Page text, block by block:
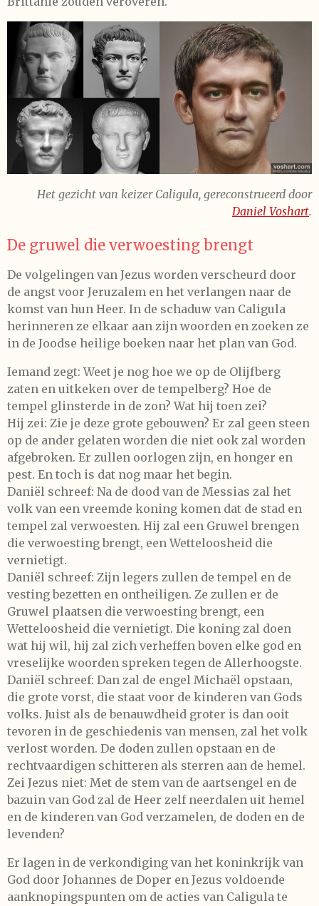
Het gezicht van keizer Caligula, gereconstrueerd door
Daniel Voshart.
De gruwel die verwoesting brengt
De volgelingen van Jezus worden verscheurd door
de angst voor Jeruzalem en het verlangen naar de
komst van hun Heer. In de schaduw van Caligula
herinneren ze elkaar aan zijn woorden en zoeken ze
in de Joodse heilige boeken naar het plan van God.
Iemand zegt: Weet je nog hoe we op de Olijfberg
zaten en uitkeken over de tempelberg? Hoe de
tempel glinsterde in de zon? Wat hij toen zei?
Hij zei: Zie je deze grote gebouwen? Er zal geen steen
op de ander gelaten worden die niet ook zal worden
afgebroken. Er zullen oorlogen zijn, en honger en
pest. En toch is dat nog maar het begin.
Daniël schreef: Na de dood van de Messias zal het
volk van een vreemde koning komen dat de stad en
tempel zal verwoesten. Hij zal een Gruwel brengen
die verwoesting brengt, een Wetteloosheid die
vernietigt.
Daniël schreef: Zijn legers zullen de tempel en de
vesting bezetten en ontheiligen. Ze zullen er de
Gruwel plaatsen die verwoesting brengt, een
Wetteloosheid die vernietigt. Die koning zal doen
wat hij wil, hij zal zich verheffen boven elke god en
vreselijke woorden spreken tegen de Allerhoogste.
Daniël schreef: Dan zal de engel Michaël opstaan,
die grote vorst, die staat voor de kinderen van Gods
volks. Juist als de benauwdheid groter is dan ooit
tevoren in de geschiedenis van mensen, zal het volk
verlost worden. De doden zullen opstaan en de
rechtvaardigen schitteren als sterren aan de hemel.
Zei Jezus niet: Met de stem van de aartsengel en de
bazuin van God zal de Heer zelf neerdalen uit hemel
en de kinderen van God verzamelen, de doden en de
levenden?
Er lagen in de verkondiging van het koninkrijk van
God door Johannes de Doper en Jezus voldoende
aanknopingspunten om de acties van Caligula te